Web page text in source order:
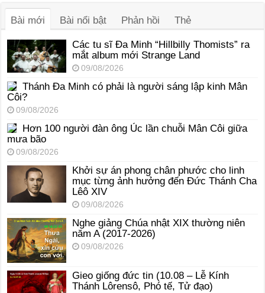
Bài mới
Bài nổi bật Phản hồi Thẻ
Các tu sĩ Đa Minh “Hillbilly Thomists” ra
mắt album mới Strange Land
09/08/2026
Thánh Đa Minh có phải là người sáng lập kinh Mân
Côi?
09/08/2026
Hơn 100 người đàn ông Úc lần chuỗi Mân Côi giữa
mưa bão
09/08/2026
Khởi sự án phong chân phước cho linh
mục từng ảnh hưởng đến Đức Thánh Cha
Lêô XIV
09/08/2026
Nghe giảng Chúa nhật XIX thường niên
năm A (2017-2026)
09/08/2026
Gieo giống đức tin (10.08 – Lễ Kính
Thánh Lôrensô, Phó tế, Tử đạo)